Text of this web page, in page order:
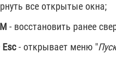
все открытые окна;
- восстановить ранее
- открывает меню "